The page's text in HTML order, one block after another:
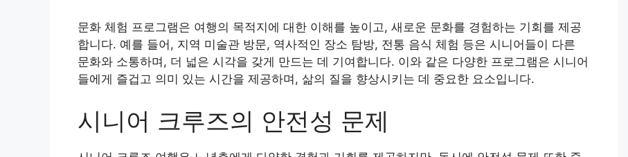
문화 체험 프로그램은 여행의 목적지에 대한 이해를 높이고, 새로운 문화를 경험하는 기회를 제공
합니다. 예를 들어, 지역 미술관 방문, 역사적인 장소 탐방, 전통 음식 체험 등은 시니어들이 다른
문화와 소통하며, 더 넓은 시각을 갖게 만드는 데 기여합니다. 이와 같은 다양한 프로그램은 시니어
들에게 즐겁고 의미 있는 시간을 제공하며, 삶의 질을 향상시키는 데 중요한 요소입니다.
시니어 크루즈의 안전성 문제